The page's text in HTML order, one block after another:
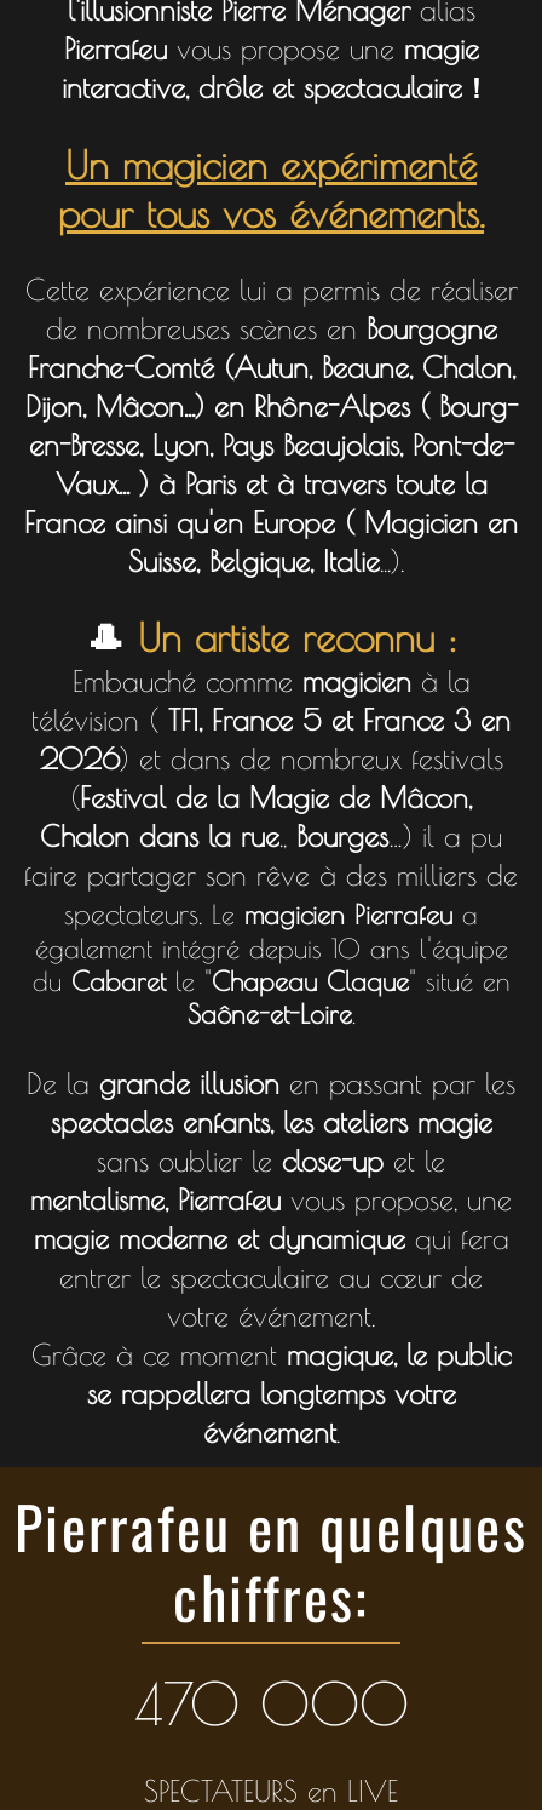
l'illusionniste Pierre Ménageralias
Pierrafeuvous propose une magie
interactive, drôle et spectaculaire !
Un magicien expérimenté
pour tous vos événements.
Cette expérience lui a permis de réaliser
de nombreuses scènes en Bourgogne
Franche-Comté (Autun, Beaune, Chalon,
Dijon, Mâcon...) en Rhône-Alpes ( Bourg-
en-Bresse, Lyon, Pays Beaujolais, Pont-de-
Vaux... ) à Paris et à travers toute la
France ainsi qu'en Europe ( Magicien en
Suisse, Belgique, Italie...).
🎩 Un artiste reconnu :
Embauché comme magicienà la
télévision ( TF1, France 5 et France 3 en
2026) et dans de nombreux festivals
(Festival de la Magie de Mâcon,
Chalon dans la rue., Bourges…) il a pu
faire partager son rêve à des milliers de
spectateurs. Le magicien Pierrafeu a
également intégré depuis 10 ans l'équipe
du Cabaretle "Chapeau Claque" situé en
Saône-et-Loire.
De la grande illusion en passant par les
spectacles enfants, les ateliers magie
sans oublier le close-up et le
mentalisme, Pierrafeu vous propose, une
magie moderne et dynamiquequi fera
entrer le spectaculaire au cœur de
votre événement.
Grâce à ce moment magique, le public
se rappellera longtemps votre
événement.
Pierrafeu en quelques
chiffres:
470 000
SPECTATEURS en LIVE